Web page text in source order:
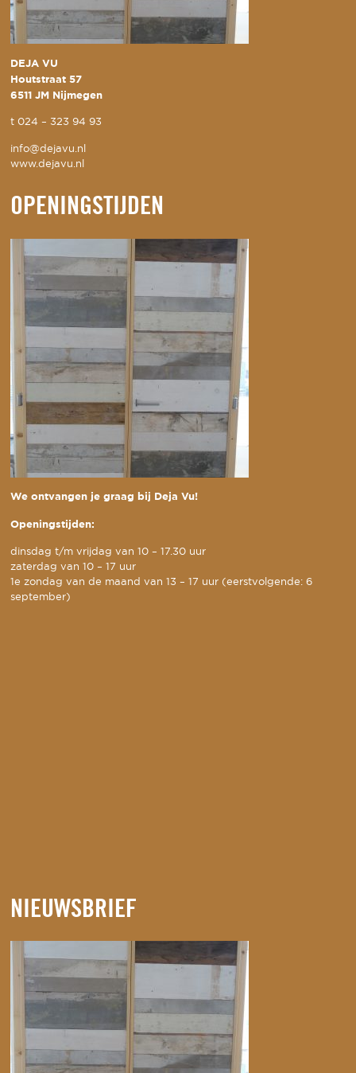
DEJA VU
Houtstraat 57
6511 JM Nijmegen
t024 – 323 94 93
info@dejavu.nl
www.dejavu.nl
OPENINGSTIJDEN
We ontvangen je graag bij Deja Vu!
Openingstijden:
dinsdag t/m vrijdag van 10 – 17.30 uur
zaterdag van 10 – 17 uur
1e zondag van de maand van 13 – 17 uur (eerstvolgende: 6
september)
NIEUWSBRIEF